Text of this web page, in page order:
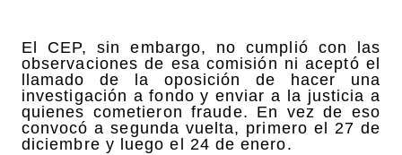
El CEP, sin embargo, no cumplió con las
observaciones de esa comisión ni aceptó el
llamado de la oposición de hacer una
investigación a fondo y enviar a la justicia a
quienes cometieron fraude. En vez de eso
convocó a segunda vuelta, primero el 27 de
diciembre y luego el 24 de enero.